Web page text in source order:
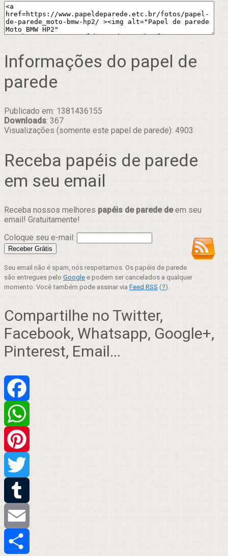
Informações do papel de
parede
Publicado em: 1381436155
Downloads: 367
Visualizações (somente este papel de parede): 4903
Receba papéis de parede
em seu email
Receba nossos melhores papéis de parede deem seu
email! Gratuitamente!
Coloque seu e-mail:
Seu email não é spam, nós respeitamos. Os papéis de parede
são entregues pelo Google e podem ser cancelados a qualquer
momento. Você também pode assinar via Feed RSS (?).
Compartilhe no Twitter,
Facebook, Whatsapp, Google+,
Pinterest, Email...
Facebook
WhatsApp
Pinterest
Twitter
Tumblr
Email